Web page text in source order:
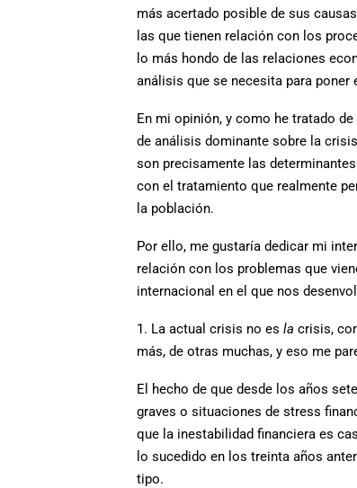
más acertado posible de sus
las que tienen relación con los
lo más hondo de las relaciones
análisis que se necesita para
En mi opinión, y como he tratado
de análisis dominante sobre la
son precisamente las
con el tratamiento que realmente
la población.
Por ello, me gustaría dedicar mi
relación con los problemas que
internacional en el que nos
1. La actual crisis no es la crisis,
más, de otras muchas, y eso me
El hecho de que desde los años
graves o situaciones de stress
que la inestabilidad financiera es
lo sucedido en los treinta años
tipo.